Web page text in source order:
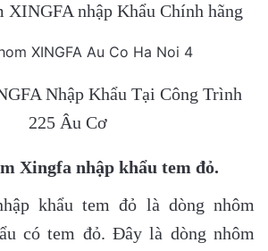
XINGFA nhập Khẩu Chính hãng
Nhập Khẩu Tại Công Trình
225 Âu Cơ
Xingfa nhập khẩu tem đỏ.
khẩu tem đỏ là dòng nhôm
có tem đỏ. Đây là dòng nhôm